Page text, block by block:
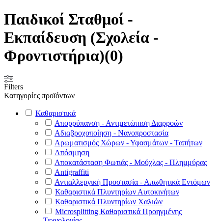
Παιδικοί Σταθμοί -
Εκπαίδευση (Σχολεία -
Φροντιστήρια)(0)
Filters
Κατηγορίες προϊόντων
Καθαριστικά
Απορρύπανση - Αντιμετώπιση Διαρροών
Αδιαβροχοποίηση - Νανοπροστασία
Αρωματισμός Χώρων - Υφασμάτων - Ταπήτων
Απόσμηση
Αποκατάσταση Φωτιάς - Μούχλας - Πλημμύρας
Antigraffiti
Αντιαλλεργική Προστασία - Απωθητικά Εντόμων
Καθαριστικά Πλυντηρίων Αυτοκινήτων
Καθαριστικά Πλυντηρίων Χαλιών
Microsplitting Καθαριστικά Προηγμένης